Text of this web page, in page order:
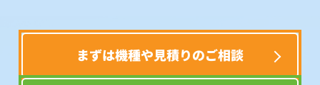
まずは機種や見積りのご相談